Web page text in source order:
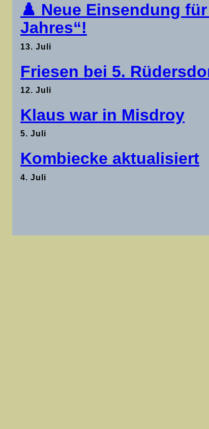
♟️ Neue Einsendung
Jahres“!
13. Juli
Friesen bei 5.
12. Juli
Klaus war in Misdroy
5. Juli
Kombiecke aktualisiert
4. Juli